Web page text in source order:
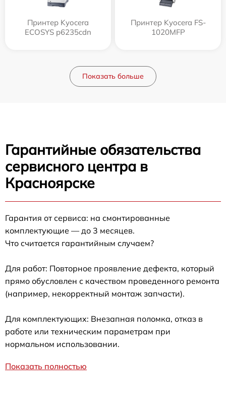
Принтер Kyocera
ECOSYS p6235cdn
Принтер Kyocera FS-
1020MFP
Показать больше
Гарантийные обязательства
сервисного центра в
Красноярске
Гарантия от сервиса: на смонтированные
комплектующие — до 3 месяцев.
Что считается гарантийным случаем?
Для работ: Повторное проявление дефекта, который
прямо обусловлен с качеством проведенного ремонта
(например, некорректный монтаж запчасти).
Для комплектующих: Внезапная поломка, отказ в
работе или техническим параметрам при
нормальном использовании.
Показать полностью